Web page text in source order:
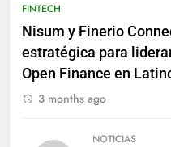
FINTECH
Nisum y Finerio
estratégica para
Open Finance en
3 months ago
NOTICIAS